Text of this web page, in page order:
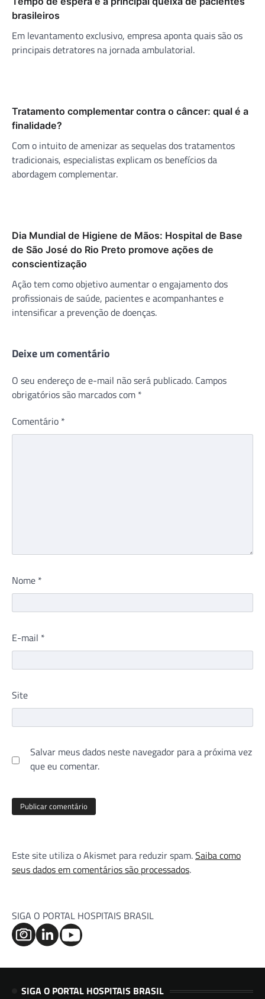
brasileiros
Em levantamento exclusivo, empresa aponta quais são os
principais detratores na jornada ambulatorial.
Tratamento complementar contra o câncer: qual é a
finalidade?
Com o intuito de amenizar as sequelas dos tratamentos
tradicionais, especialistas explicam os benefícios da
abordagem complementar.
Dia Mundial de Higiene de Mãos: Hospital de Base
de São José do Rio Preto promove ações de
conscientização
Ação tem como objetivo aumentar o engajamento dos
profissionais de saúde, pacientes e acompanhantes e
intensificar a prevenção de doenças.
Deixe um comentário
O seu endereço de e-mail não será publicado. Campos
obrigatórios são marcados com *
Comentário *
Nome *
E-mail *
Site
Salvar meus dados neste navegador para a próxima vez
que eu comentar.
Este site utiliza o Akismet para reduzir spam.Saiba como
seus dados em comentários são processados.
SIGA O PORTAL HOSPITAIS BRASIL
SIGA O PORTAL HOSPITAIS BRASIL